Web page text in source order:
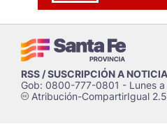
RSS / SUSCRIPCIÓN A
Gob: 0800-777-0801 - Lunes a
cAtribución-CompartirIgual